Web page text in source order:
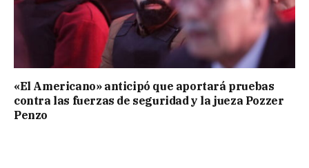
«El Americano» anticipó que aportará pruebas
contra las fuerzas de seguridad y la jueza Pozzer
Penzo